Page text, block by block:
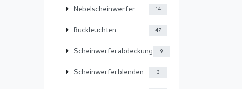
Nebelscheinwerfer 14
Rückleuchten 47
Scheinwerferabdeckung 9
Scheinwerferblenden 3